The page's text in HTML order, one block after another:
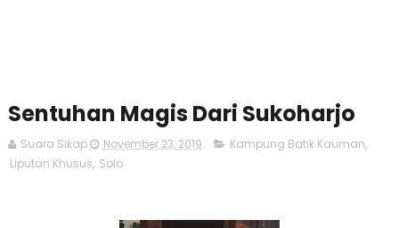
Sentuhan Magis Dari Sukoharjo
Suara Sikap November 23, 2019 Kampung Batik Kauman,
Liputan Khusus, Solo